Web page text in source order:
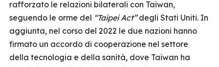
rafforzato le relazioni bilaterali con Taiwan,
seguendo le orme del “Taipei Act”degli Stati Uniti. In
aggiunta, nel corso del 2022 le due nazioni hanno
firmato un accordo di cooperazione nel settore
della tecnologia e della sanità, dove Taiwan ha